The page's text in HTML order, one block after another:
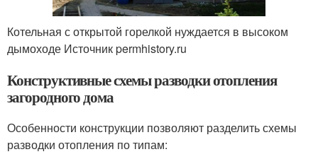
Котельная с открытой горелкой нуждается в высоком
дымоходе Источник permhistory.ru
Конструктивные схемы разводки отопления
загородного дома
Особенности конструкции позволяют разделить схемы
разводки отопления по типам: